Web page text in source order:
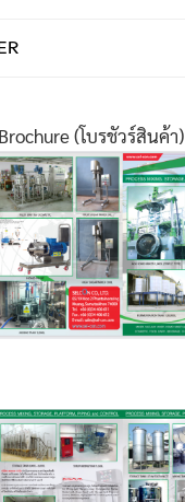
(โบรชัวร์สินค้า)